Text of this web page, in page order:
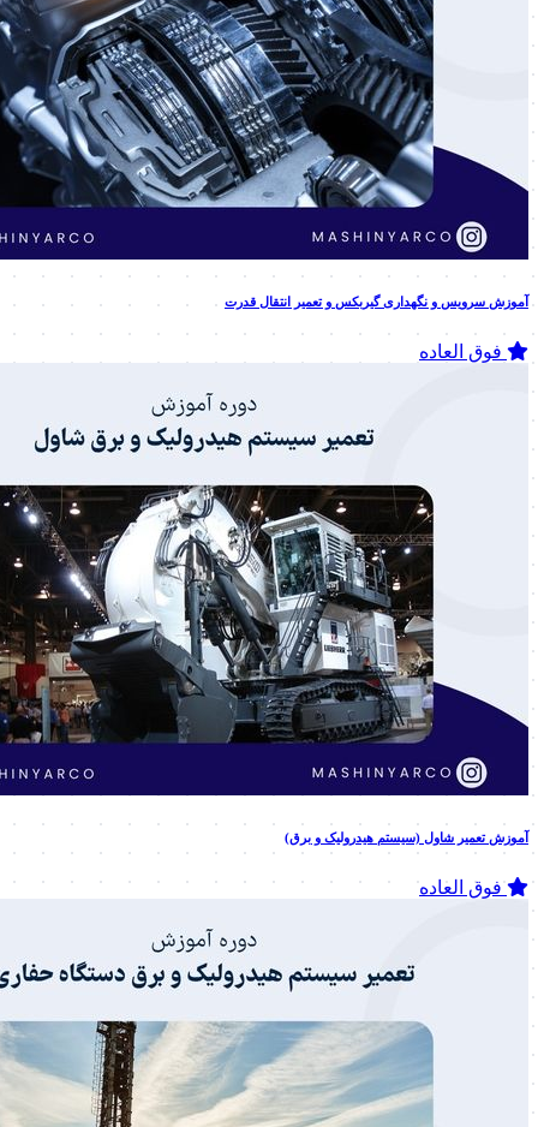
آموزش سرویس و نگهداری گیربکس و تعمیر انتقال قدرت
فوق العاده
آموزش تعمیر شاول (سیستم هیدرولیک و برق)
فوق العاده